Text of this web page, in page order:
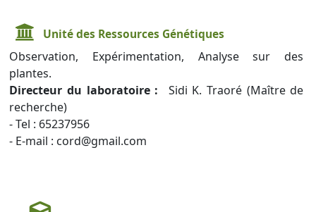
Unité des Ressources Génétiques
Observation, Expérimentation, Analyse sur des
plantes.
Directeur du laboratoire :
Sidi K. Traoré (Maître de
recherche)
- Tel : 65237956
- E-mail : cord@gmail.com